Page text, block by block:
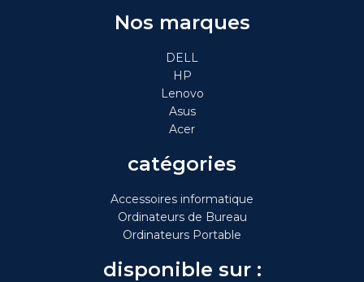
Nos marques
DELL
HP
Lenovo
Asus
Acer
catégories
Accessoires informatique
Ordinateurs de Bureau
Ordinateurs Portable
disponible sur :